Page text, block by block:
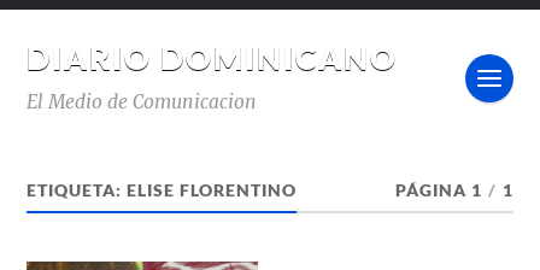
DIARIO DOMINICANO
El Medio de Comunicacion
ETIQUETA:ELISE FLORENTINO PÁGINA 1 / 1